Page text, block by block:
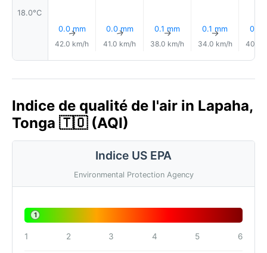
18.0°C
0.0 mm
↑
42.0 km/h
0.0 mm
↑
41.0 km/h
0.1 mm
↑
38.0 km/h
0.1 mm
↑
34.0 km/h
0.1
40.0
Indice de qualité de l'air in Lapaha,
Tonga 🇹🇴 (AQI)
Indice US EPA
Environmental Protection Agency
1
1 2 3 4 5 6